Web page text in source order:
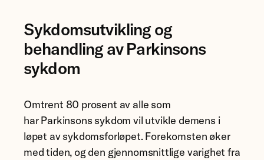
Sykdomsutvikling og
behandling av Parkinsons
sykdom
Omtrent 80 prosent av alle som
har Parkinsons sykdom vil utvikle demens i
løpet av sykdomsforløpet. Forekomsten øker
med tiden, og den gjennomsnittlige varighet fra